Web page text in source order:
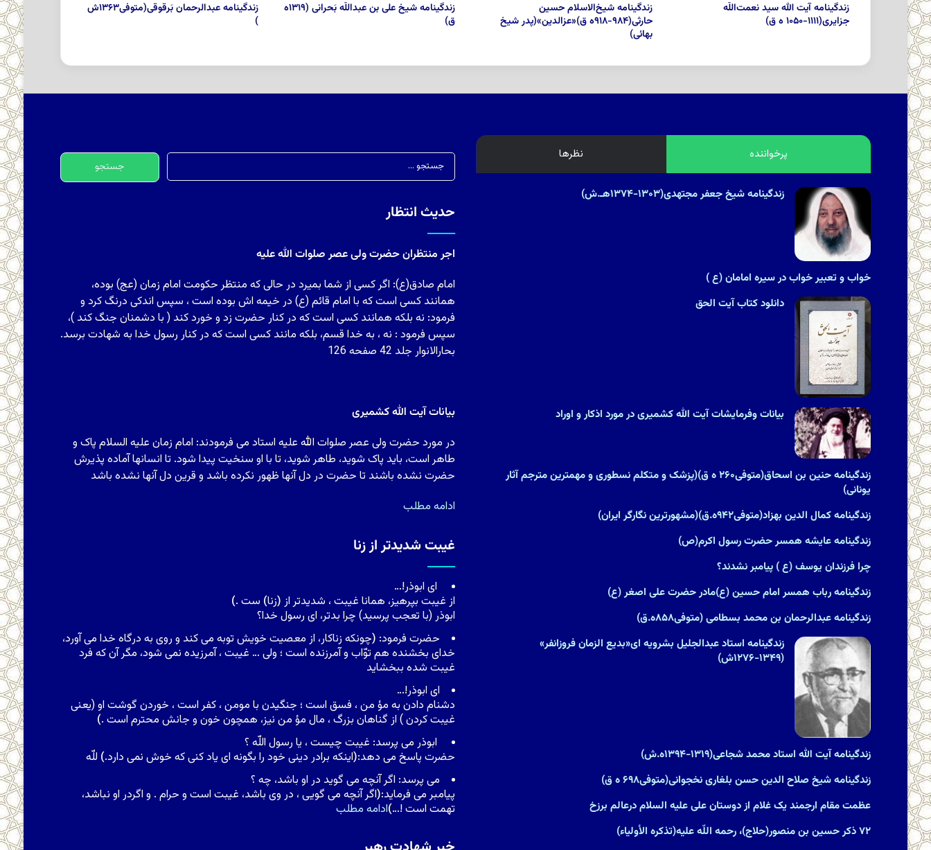
زندگینامه آیت الله سید نعمت‌اللّه‌
جزایری‌(۱۱۱۱-۱۰۵۰ ه ق)
زندگینامه شیخ‌الاسلام حسین
حارثى(۹۸۴-۹۱۸ه ق)«عزالدین»(پدر شیخ
بهائى)
زندگینامه شیخ علی بن عبداللّه بَحرانی (۱۳۱۹ه
ق)
زندگینامه عبدالرحمان بَرقوقی(متوفی۱۳۶۳ش
)
پرخواننده نظرها
زندگینامه شیخ جعفر مجتهدی(۱۳۰۳-۱۳۷۴هـ.ش)
خواب و تعبیر خواب در سیره امامان (ع )
دانلود کتاب آیت الحق
بیانات وفرمایشات آیت الله کشمیری در مورد اذکار و اوراد
زندگینامه حنین بن اسحاق(متوفی۲۶۰ ه ق)(پزشک و متکلم نسطورى و مهمترین مترجم آثار
یونانى)
زندگینامه کمال الدین بهزاد(متوفی۹۴۲ه.ق)(مشهورترین نگارگر ایران)
زندگینامه عایشه همسر حضرت رسول اکرم(ص)
چرا فرزندان یوسف (ع ) پیامبر نشدند؟
زندگینامه رباب همسر امام حسین (ع)مادر حضرت علی اصغر (ع)
زندگینامه عبدالرحمان بن محمد بسطامی (متوفی۸۵۸ه.ق)
زندگینامه استاد عبدالجلیل بشرویه ای«بدیع الزمان فروزانفر»
(۱۳۴۹-۱۲۷۶ش)
زندگینامه آیت الله استاد محمد شجاعی(۱۳۱۹-۱۳۹۴ه.ش)
زندگینامه شیخ صلاح الدین حسن بلغاری نخجوانی(متوفی۶۹۸ ه ق)
عظمت مقام ارجمند یک غلام از دوستان على علیه السلام درعالم برزخ
۷۲ ذکر حسین بن منصور(حلاج)، رحمه اللّه علیه‏(تذکره الأولیاء)
جستجو
برای:
حدیث انتظار
اجر منتظران حضرت ولی عصر صلوات الله علیه
امام صادق(ع): اگر کسی از شما بمیرد در حالی که منتظر حکومت امام زمان (عج) بوده،
همانند کسی است که با امام قائم (ع) در خیمه اش بوده است ، سپس اندکی درنگ کرد و
فرمود: نه بلکه همانند کسی است که در کنار حضرت زد و خورد کند ( با دشمنان جنگ کند )،
سپس فرمود : نه ، به خدا قسم، بلکه مانند کسی است که در کنار رسول خدا به شهادت برسد.
بحارالانوار جلد 42 صفحه 126
بیانات آیت الله کشمیری
در مورد حضرت ولی عصر صلوات الله علیه استاد مى‏ فرمودند: امام زمان‏ علیه السلام پاک و
طاهر است، باید پاک شوید، طاهر شوید، تا با او سنخیت پیدا شود. تا انسان‏ها آماده پذیرش
حضرت نشده باشند تا حضرت در دل آن‏ها ظهور نکرده باشد و قرین دل آنها نشده باشد
ادامه مطلب
غیبت شدیدتر از زنا
اى ابوذر!…
از غیبت بپرهیز، همانا غیبت ، شدیدتر از (زنا) ست .)
ابوذر (با تعجب پرسید) چرا بدتر، اى رسول خدا؟
حضرت فرمود: (چونکه زناکار، از معصیت خویش توبه مى کند و روى به درگاه خدا مى آورد،
خداى بخشنده هم توّاب و آمرزنده است ؛ ولى … غیبت ، آمرزیده نمى شود، مگر آن که فرد
غیبت شده ببخشاید
اى ابوذر!…
دشنام دادن به مؤ من ، فسق است ؛ جنگیدن با مومن ، کفر است ، خوردن گوشت او (یعنى
غیبت کردن ) از گناهان بزرگ ، مال مؤ من نیز، همچون خون و جانش محترم است .)
ابوذر مى پرسد: غیبت چیست ، یا رسول اللّه ؟
حضرت پاسخ مى دهد:(اینکه برادر دینى خود را بگونه اى یاد کنى که خوش نمى دارد.) للّه
مى پرسد: اگر آنچه مى گوید در او باشد، چه ؟
پیامبر مى فرماید:(اگر آنچه مى گویى ، در وى باشد، غیبت است و حرام . و اگردر او نباشد،
تهمت است !…)ادامه مطلب